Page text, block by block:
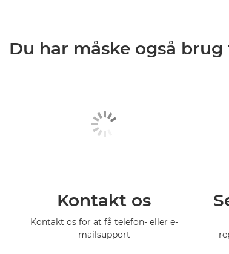
Du har måske også brug
Kontakt os
Kontakt os for at få telefon- eller e-
mailsupport